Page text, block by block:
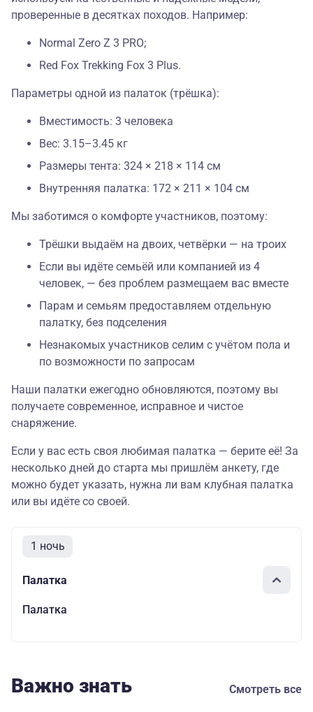
проверенные в десятках походов. Например:
Normal Zero Z 3 PRO;
Red Fox Trekking Fox 3 Plus.
Параметры одной из палаток (трёшка):
Вместимость: 3 человека
Вес: 3.15–3.45 кг
Размеры тента: 324 × 218 × 114 см
Внутренняя палатка: 172 × 211 × 104 см
Мы заботимся о комфорте участников, поэтому:
Трёшки выдаём на двоих, четвёрки — на троих
Если вы идёте семьёй или компанией из 4
человек, — без проблем размещаем вас вместе
Парам и семьям предоставляем отдельную
палатку, без подселения
Незнакомых участников селим с учётом пола и
по возможности по запросам
Наши палатки ежегодно обновляются, поэтому вы
получаете современное, исправное и чистое
снаряжение.
Если у вас есть своя любимая палатка — берите её! За
несколько дней до старта мы пришлём анкету, где
можно будет указать, нужна ли вам клубная палатка
или вы идёте со своей.
1 ночь
Палатка
Палатка
Важно знать Смотреть все